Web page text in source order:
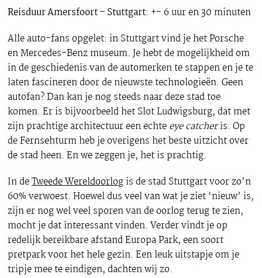
Reisduur Amersfoort – Stuttgart: +- 6 uur en 30 minuten
Alle auto-fans opgelet: in Stuttgart vind je het Porsche
en Mercedes-Benz museum. Je hebt de mogelijkheid om
in de geschiedenis van de automerken te stappen en je te
laten fascineren door de nieuwste technologieën. Geen
autofan? Dan kan je nog steeds naar deze stad toe
komen. Er is bijvoorbeeld het Slot Ludwigsburg, dat met
zijn prachtige architectuur een echte eye catcheris. Op
de Fernsehturm heb je overigens het beste uitzicht over
de stad heen. En we zeggen je, het is prachtig.
In deTweede Wereldoorlog is de stad Stuttgart voor zo’n
60% verwoest. Hoewel dus veel van wat je ziet ‘nieuw’ is,
zijn er nog wel veel sporen van de oorlog terug te zien,
mocht je dat interessant vinden. Verder vindt je op
redelijk bereikbare afstand Europa Park, een soort
pretpark voor het hele gezin. Een leuk uitstapje om je
tripje mee te eindigen, dachten wij zo.